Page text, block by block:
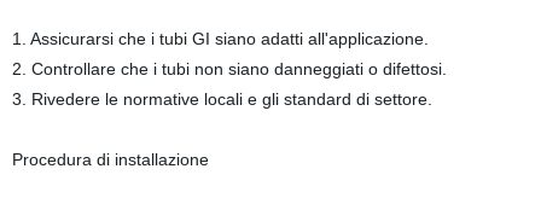
1. Assicurarsi che i tubi GI siano adatti all'applicazione.
2. Controllare che i tubi non siano danneggiati o difettosi.
3. Rivedere le normative locali e gli standard di settore.
Procedura di installazione